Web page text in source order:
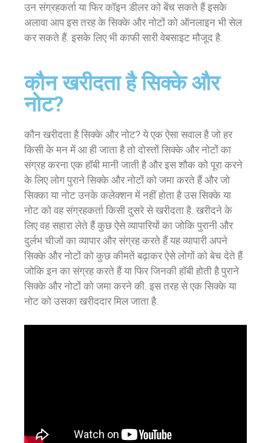
उन संग्रहकर्ता या फिर कॉइन डीलर को बेंच सकते हैं इसके
अलावा आप इस तरह के सिक्के और नोटों को ऑनलाइन भी सेल
कर सकते हैं. इसके लिए भी काफी सारी वेबसाइट मौजूद है.
कौन खरीदता है सिक्के और
नोट?
कौन खरीदता है सिक्के और नोट? ये एक ऐसा सवाल है जो हर
किसी के मन में आ ही जाता है तो दोस्तों सिक्के और नोटों का
संग्रह करना एक हॉबी मानी जाती है और इस शौक को पूरा करने
के लिए लोग पुराने सिक्के और नोटों को जमा करते हैं और जो
सिक्का या नोट उनके कलेक्शन में नहीं होता है उस सिक्के या
नोट को वह संग्रहकर्ता किसी दुसरे से खरीदता है. खरीदने के
लिए वह सहारा लेते हैं कुछ ऐसे व्यापारियों का जोकि पुरानी और
दुर्लभ चीजों का व्यापार और संग्रह करते हैं यह व्यापारी अपने
सिक्के और नोटों को कुछ कीमतें बढ़ाकर ऐसे लोगों को बेच देते हैं
जोकि इन का संग्रह करते हैं या फिर जिनकी हॉबी होती है पुराने
सिक्के और नोटों को जमा करने की. इस तरह से एक सिक्के या
नोट को उसका खरीददार मिल जाता है.